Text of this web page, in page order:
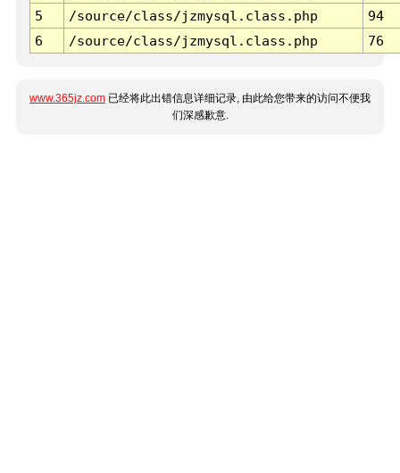
5
/source/class/jzmysql.class.php
94
6
/source/class/jzmysql.class.php 76
www.365jz.com 已经将此出错信息详细记录, 由此给您带来的访问不便我
们深感歉意.